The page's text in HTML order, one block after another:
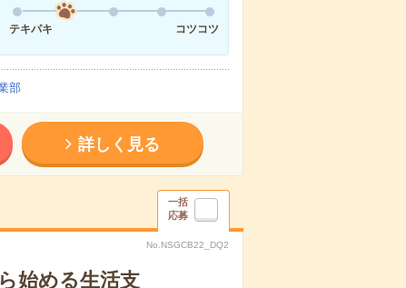
テキパキ
コツコツ
部
詳しく見る
一括
応募
No.NSGCB22_DQ2
始める生活支